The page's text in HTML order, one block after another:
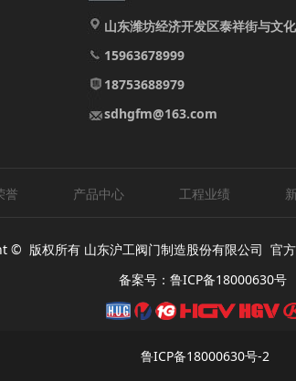
山东潍坊经济开发区泰祥街与文
15963678999
18753688979
sdhgfm@163.com
誉 产品中心 工程业绩
© 版权所有 山东沪工阀门制造股份有限公司 官
备案号： 鲁ICP备18000630号
鲁ICP备18000630号-2